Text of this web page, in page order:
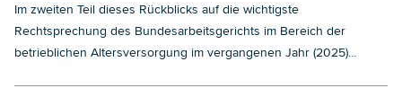
Im zweiten Teil dieses Rückblicks auf die wichtigste
Rechtsprechung des Bundesarbeitsgerichts im Bereich der
betrieblichen Altersversorgung im vergangenen Jahr (2025)